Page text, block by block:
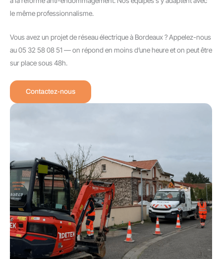
le même professionnalisme.
Vous avez un projet de réseau électrique à Bordeaux ? Appelez-nous
au 05 32 58 08 51 — on répond en moins d’une heure et on peut être
sur place sous 48h.
Contactez-nous